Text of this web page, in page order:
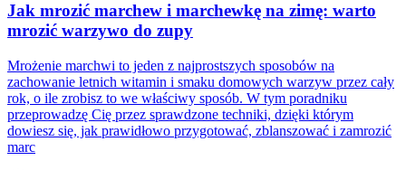
Jak mrozić marchew i marchewkę na zimę: warto
mrozić warzywo do zupy
Mrożenie marchwi to jeden z najprostszych sposobów na
zachowanie letnich witamin i smaku domowych warzyw przez cały
rok, o ile zrobisz to we właściwy sposób. W tym poradniku
przeprowadzę Cię przez sprawdzone techniki, dzięki którym
dowiesz się, jak prawidłowo przygotować, zblanszować i zamrozić
marc